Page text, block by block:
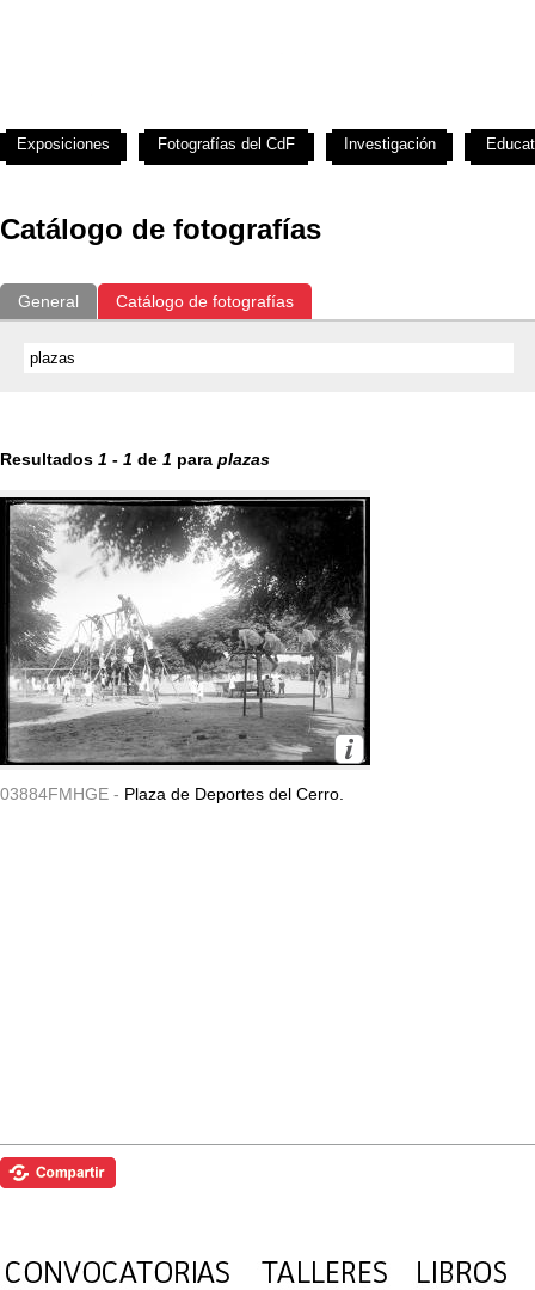
Catálogo de fotografías
General Catálogo de fotografías
Resultados 1 - 1 de 1 para plazas
03884FMHGE - Plaza de Deportes del Cerro.
Exposiciones Fotografías del CdF Investigación